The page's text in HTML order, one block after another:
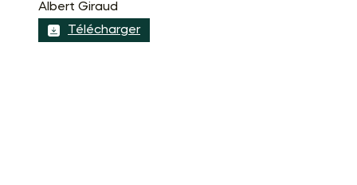
Albert Giraud
Télécharger